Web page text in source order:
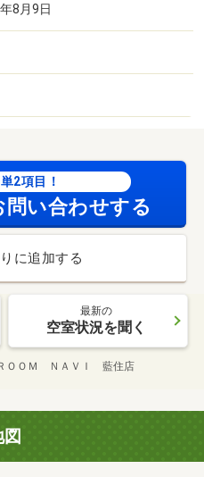
8月9日
2項目！
問い合わせする
に追加する
最新の
空室状況を聞く
ＲＯＯＭ ＮＡＶＩ 藍住店